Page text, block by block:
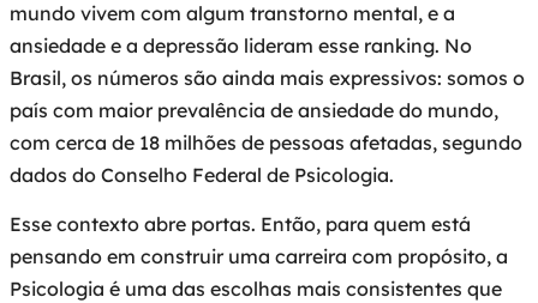
mundo vivem com algum transtorno mental, e a
ansiedade e a depressão lideram esse ranking. No
Brasil, os números são ainda mais expressivos: somos o
país com maior prevalência de ansiedade do mundo,
com cerca de 18 milhões de pessoas afetadas, segundo
dados do Conselho Federal de Psicologia.
Esse contexto abre portas. Então, para quem está
pensando em construir uma carreira com propósito, a
Psicologia é uma das escolhas mais consistentes que